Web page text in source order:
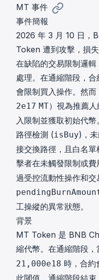
MT 事件
事件簡報
2026 年 3 月 10 日，
Token 遭到攻擊，損
在缺陷的交易限制邏
處理。在通縮階段，
會限制買入操作。然
2e17 MT）視為推薦
入限制並獲取初始代
路徑檢測 (isBuy)，
接交換路徑，且白名
擊者在未觸發限制或
過受控流動性操作和交
工操縱的異常狀態。
背景
MT Token 是 BNB
縮代幣。在通縮階段，
21,000e18 時，合約
此閾值，通縮階段結